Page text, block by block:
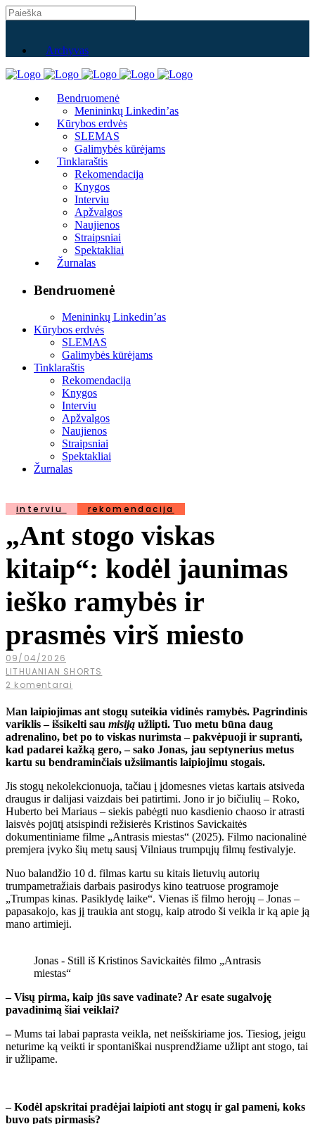
Archyvas
Bendruomenė
Menininkų Linkedin’as
Kūrybos erdvės
SLEMAS
Galimybės kūrėjams
Tinklaraštis
Rekomendacija
Knygos
Interviu
Apžvalgos
Naujienos
Straipsniai
Spektakliai
Žurnalas
Bendruomenė
Menininkų Linkedin’as
Kūrybos erdvės
SLEMAS
Galimybės kūrėjams
Tinklaraštis
Rekomendacija
Knygos
Interviu
Apžvalgos
Naujienos
Straipsniai
Spektakliai
Žurnalas
interviu rekomendacija
„Ant stogo viskas
kitaip“: kodėl jaunimas
ieško ramybės ir
prasmės virš miesto
09/04/2026
LITHUANIAN SHORTS
2 komentarai
Man laipiojimas ant stogų suteikia vidinės ramybės. Pagrindinis
variklis – išsikelti sau misiją užlipti. Tuo metu būna daug
adrenalino, bet po to viskas nurimsta – pakvėpuoji ir supranti,
kad padarei kažką gero, – sako Jonas, jau septynerius metus
kartu su bendraminčiais užsiimantis laipiojimu stogais.
Jis stogų nekolekcionuoja, tačiau į įdomesnes vietas kartais atsiveda
draugus ir dalijasi vaizdais bei patirtimi. Jono ir jo bičiulių – Roko,
Huberto bei Mariaus – siekis pabėgti nuo kasdienio chaoso ir atrasti
laisvės pojūtį atsispindi režisierės Kristinos Savickaitės
dokumentiniame filme „Antrasis miestas“ (2025). Filmo nacionalinė
premjera įvyko šių metų sausį Vilniaus trumpųjų filmų festivalyje.
Nuo balandžio 10 d. filmas kartu su kitais lietuvių autorių
trumpametražiais darbais pasirodys kino teatruose programoje
„Trumpas kinas. Pasiklydę laike“. Vienas iš filmo herojų – Jonas –
papasakojo, kas jį traukia ant stogų, kaip atrodo ši veikla ir ką apie ją
mano artimieji.
Jonas - Still iš Kristinos Savickaitės filmo „Antrasis
miestas“
– Visų pirma, kaip jūs save vadinate? Ar esate sugalvoję
pavadinimą šiai veiklai?
–Mums tai labai paprasta veikla, net neišskiriame jos. Tiesiog, jeigu
neturime ką veikti ir spontaniškai nusprendžiame užlipt ant stogo, tai
ir užlipame.
– Kodėl apskritai pradėjai laipioti ant stogų ir gal pameni, koks
buvo pats pirmasis?